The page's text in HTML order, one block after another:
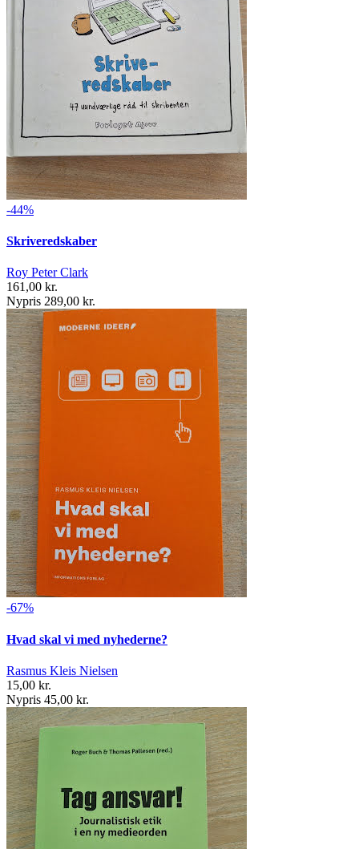
-44%
Skriveredskaber
Roy Peter Clark
161,00 kr.
Nypris 289,00 kr.
-67%
Hvad skal vi med nyhederne?
Rasmus Kleis Nielsen
15,00 kr.
Nypris 45,00 kr.